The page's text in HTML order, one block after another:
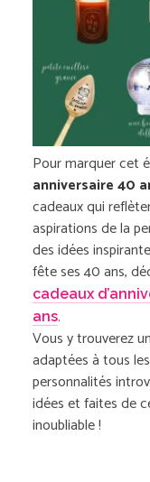
Pour marquer cet
anniversaire 40
cadeaux qui
aspirations de la
des idées
fête ses 40 ans,
cadeaux
ans.
Vous y trouverez
adaptées à tous
personnalités
idées et faites de
inoubliable !